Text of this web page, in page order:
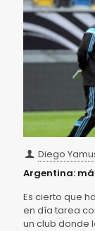
Diego
Argentina:
Es cierto que
en día tarea
un club donde